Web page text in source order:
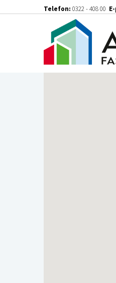
Telefon: 0322 - 408 00